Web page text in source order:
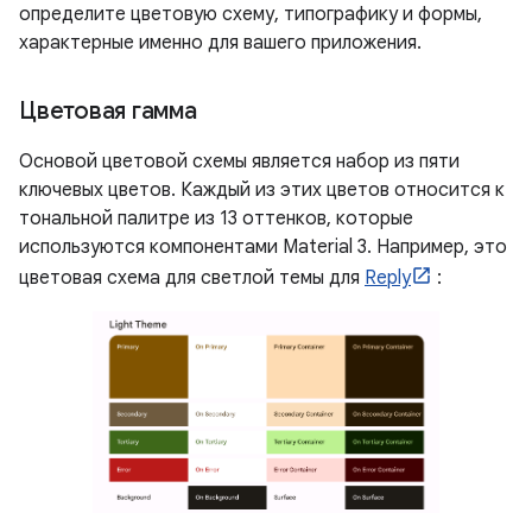
определите цветовую схему, типографику и формы,
характерные именно для вашего приложения.
Цветовая гамма
Основой цветовой схемы является набор из пяти
ключевых цветов. Каждый из этих цветов относится к
тональной палитре из 13 оттенков, которые
используются компонентами Material 3. Например, это
цветовая схема для светлой темы для Reply :